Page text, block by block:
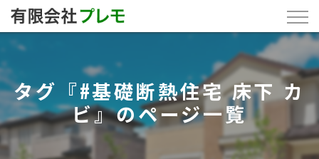
タグ『#基礎断熱住宅 床下 カ
ビ』のページ一覧